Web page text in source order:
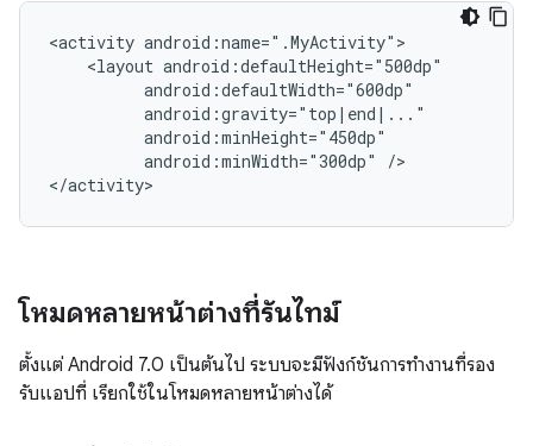
<activity
<layout
android:minWidth="300dp"
/>
โหมดหลายหน้าต่างที่รันไทม์
ตั้งแต่ Android 7.0 เป็นต้นไป ระบบจะมีฟังก์ชันการทำงานที่รอง
รับแอปที่ เรียกใช้ในโหมดหลายหน้าต่างได้